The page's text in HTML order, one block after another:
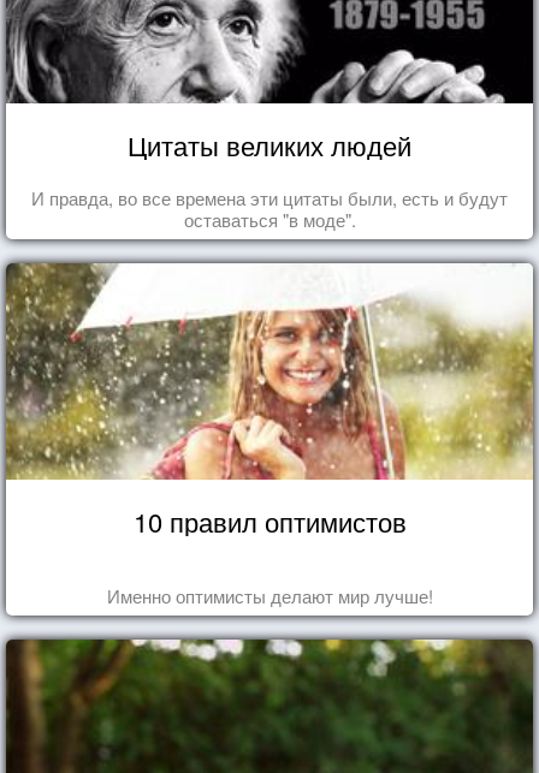
Цитаты великих людей
И правда, во все времена эти цитаты были, есть и будут
оставаться "в моде".
10 правил оптимистов
Именно оптимисты делают мир лучше!